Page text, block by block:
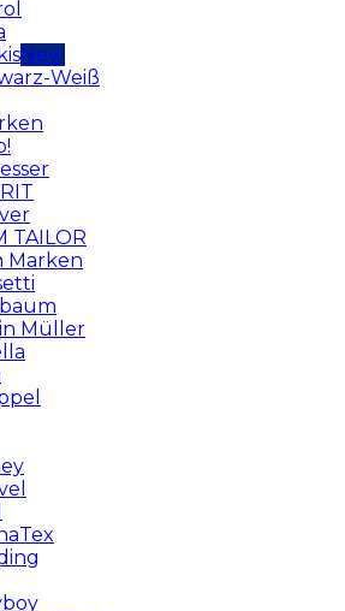
Weiß
TAILOR
Marken
Müller